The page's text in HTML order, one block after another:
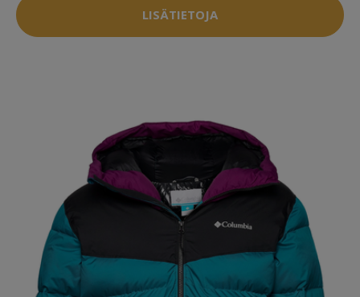
LISÄTIETOJA